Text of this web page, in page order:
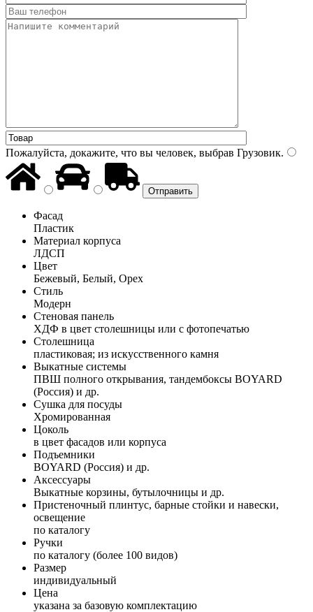
Пожалуйста, докажите, что вы человек, выбрав Грузовик.
Фасад
Пластик
Материал корпуса
ЛДСП
Цвет
Бежевый, Белый, Орех
Стиль
Модерн
Стеновая панель
ХДФ в цвет столешницы или с фотопечатью
Столешница
пластиковая; из искусственного камня
Выкатные системы
ПВШ полного открывания, тандембоксы BOYARD
(Россия) и др.
Сушка для посуды
Хромированная
Цоколь
в цвет фасадов или корпуса
Подъемники
BOYARD (Россия) и др.
Аксессуары
Выкатные корзины, бутылочницы и др.
Пристеночный плинтус, барные стойки и навески,
освещение
по каталогу
Ручки
по каталогу (более 100 видов)
Размер
индивидуальный
Цена
указана за базовую комплектацию